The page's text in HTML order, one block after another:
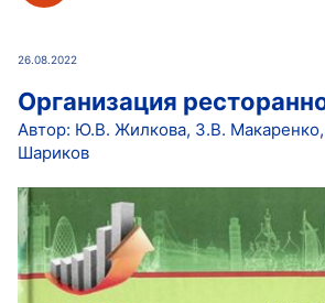
26.08.2022
Организация
Автор: Ю.В. Жилкова, З.В.
Шариков